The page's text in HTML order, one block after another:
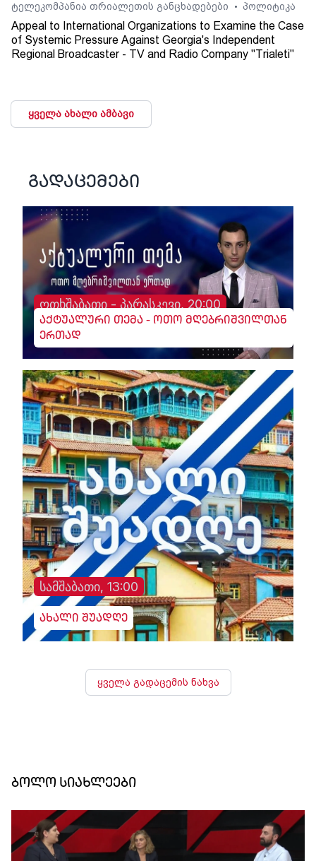
ტელეკომპანია თრიალეთის განცხადებები
• პოლიტიკა
Appeal to International Organizations to Examine the Case
of Systemic Pressure Against Georgia's Independent
Regional Broadcaster - TV and Radio Company "Trialeti"
ყველა ახალი ამბავი
გადაცემები
ოთხშაბათი - პარასკევი, 20:00
აქტუალური თემა - ოთო მღებრიშვილთან
ერთად
სამშაბათი, 13:00
ახალი შუადღე
ყველა გადაცემის ნახვა
ბოლო სიახლეები